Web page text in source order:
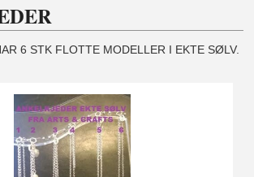
6 STK FLOTTE MODELLER I EKTE SØLV.